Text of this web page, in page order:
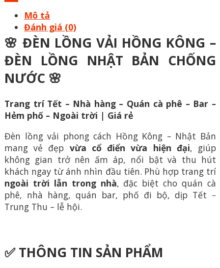
Mô tả
Đánh giá (0)
🌸 ĐÈN LỒNG VẢI HỒNG KÔNG –
ĐÈN LỒNG NHẬT BẢN CHỐNG
NƯỚC 🌸
Trang trí Tết – Nhà hàng – Quán cà phê – Bar –
Hẻm phố – Ngoài trời | Giá rẻ
Đèn lồng vải phong cách Hồng Kông – Nhật Bản
mang vẻ đẹp vừa cổ điển vừa hiện đại, giúp
không gian trở nên ấm áp, nổi bật và thu hút
khách ngay từ ánh nhìn đầu tiên. Phù hợp trang trí
ngoài trời lẫn trong nhà, đặc biệt cho quán cà
phê, nhà hàng, quán bar, phố đi bộ, dịp Tết –
Trung Thu – lễ hội.
✅ THÔNG TIN SẢN PHẨM